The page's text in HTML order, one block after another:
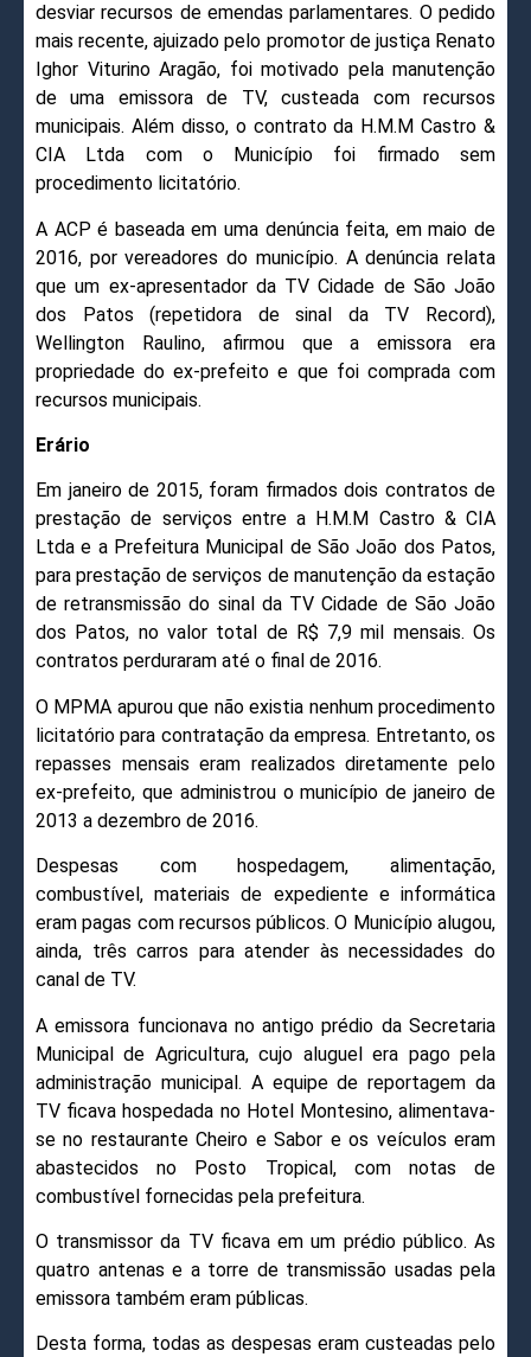
desviar recursos de emendas parlamentares. O pedido
mais recente, ajuizado pelo promotor de justiça Renato
Ighor Viturino Aragão, foi motivado pela manutenção
de uma emissora de TV, custeada com recursos
municipais. Além disso, o contrato da H.M.M Castro &
CIA Ltda com o Município foi firmado sem
procedimento licitatório.
A ACP é baseada em uma denúncia feita, em maio de
2016, por vereadores do município. A denúncia relata
que um ex-apresentador da TV Cidade de São João
dos Patos (repetidora de sinal da TV Record),
Wellington Raulino, afirmou que a emissora era
propriedade do ex-prefeito e que foi comprada com
recursos municipais.
Erário
Em janeiro de 2015, foram firmados dois contratos de
prestação de serviços entre a H.M.M Castro & CIA
Ltda e a Prefeitura Municipal de São João dos Patos,
para prestação de serviços de manutenção da estação
de retransmissão do sinal da TV Cidade de São João
dos Patos, no valor total de R$ 7,9 mil mensais. Os
contratos perduraram até o final de 2016.
O MPMA apurou que não existia nenhum procedimento
licitatório para contratação da empresa. Entretanto, os
repasses mensais eram realizados diretamente pelo
ex-prefeito, que administrou o município de janeiro de
2013 a dezembro de 2016.
Despesas com hospedagem, alimentação,
combustível, materiais de expediente e informática
eram pagas com recursos públicos. O Município alugou,
ainda, três carros para atender às necessidades do
canal de TV.
A emissora funcionava no antigo prédio da Secretaria
Municipal de Agricultura, cujo aluguel era pago pela
administração municipal. A equipe de reportagem da
TV ficava hospedada no Hotel Montesino, alimentava-
se no restaurante Cheiro e Sabor e os veículos eram
abastecidos no Posto Tropical, com notas de
combustível fornecidas pela prefeitura.
O transmissor da TV ficava em um prédio público. As
quatro antenas e a torre de transmissão usadas pela
emissora também eram públicas.
Desta forma, todas as despesas eram custeadas pelo